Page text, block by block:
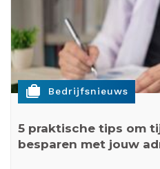
cases Bedrijfsnieuws
5 praktische tips om
besparen met jouw